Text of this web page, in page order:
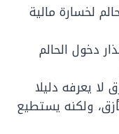
لخسارة مالية
دخول الحالم
يعرفه دليلا
ولكنه يستطيع